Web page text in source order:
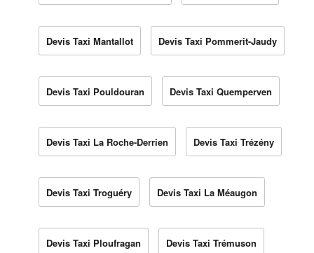
Devis Taxi Mantallot Devis Taxi Pommerit-Jaudy
Devis Taxi Pouldouran Devis Taxi Quemperven
Devis Taxi La Roche-Derrien Devis Taxi Trézény
Devis Taxi Troguéry Devis Taxi La Méaugon
Devis Taxi Ploufragan Devis Taxi Trémuson